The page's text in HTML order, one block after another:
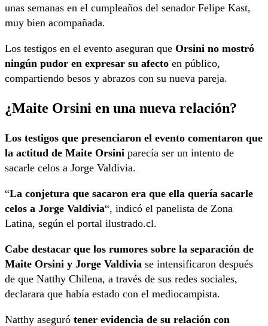
unas semanas en el cumpleaños del senador Felipe Kast,
muy bien acompañada.
Los testigos en el evento aseguran que Orsini no mostró
ningún pudor en expresar su afecto en público,
compartiendo besos y abrazos con su nueva pareja.
¿Maite Orsini en una nueva relación?
Los testigos que presenciaron el evento comentaron que
la actitud de Maite Orsini parecía ser un intento de
sacarle celos a Jorge Valdivia.
“La conjetura que sacaron era que ella quería sacarle
celos a Jorge Valdivia“, indicó el panelista de Zona
Latina, según el portal ilustrado.cl.
Cabe destacar que los rumores sobre la separación de
Maite Orsini y Jorge Valdivia se intensificaron después
de que Natthy Chilena, a través de sus redes sociales,
declarara que había estado con el mediocampista.
Natthy aseguró tener evidencia de su relación con